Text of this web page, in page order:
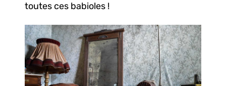
toutes ces babioles !